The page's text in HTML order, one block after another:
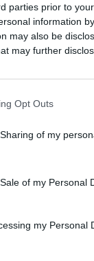
parties prior to
information
may also be
may further
Opt Outs
of my
of my Personal
my Personal
F VENDER